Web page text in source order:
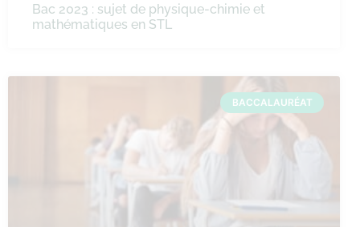
Bac 2023 : sujet de physique-chimie et
mathématiques en STL
BACCALAURÉAT